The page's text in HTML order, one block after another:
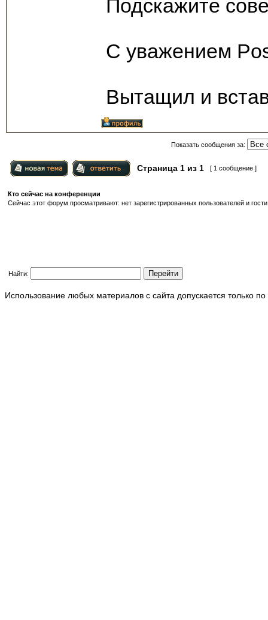
Подскажите
С уважением
Вытащил и
Показать сообщения за:
Страница 1 из 1 [ 1 сообщение ]
Кто сейчас на конференции
Сейчас этот форум просматривают: нет зарегистрированных пользователей и
Найти:
Использование любых материалов с сайта допускается только